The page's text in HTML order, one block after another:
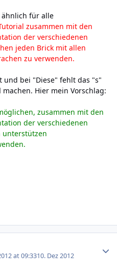
für alle
zusammen mit den
der verschiedenen
jeden Brick mit allen
zu verwenden.
und bei "Diese" fehlt das "s"
Hier mein Vorschlag:
zusammen mit den
der verschiedenen
unterstützen
at 09:3310. Dez 2012